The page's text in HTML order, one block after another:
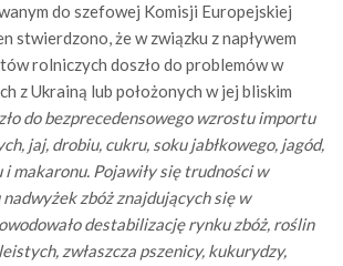
do szefowej Komisji Europejskiej
stwierdzono, że w związku z napływem
rolniczych doszło do problemów w
z Ukrainą lub położonych w jej bliskim
do bezprecedensowego wzrostu importu
jaj, drobiu, cukru, soku jabłkowego, jagód,
i makaronu. Pojawiły się trudności w
zbóż znajdujących się w
destabilizację rynku zbóż, roślin
zwłaszcza pszenicy, kukurydzy,